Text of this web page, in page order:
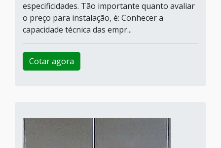
especificidades. Tão importante quanto avaliar
o preço para instalação, é: Conhecer a
capacidade técnica das empr...
Cotar agora